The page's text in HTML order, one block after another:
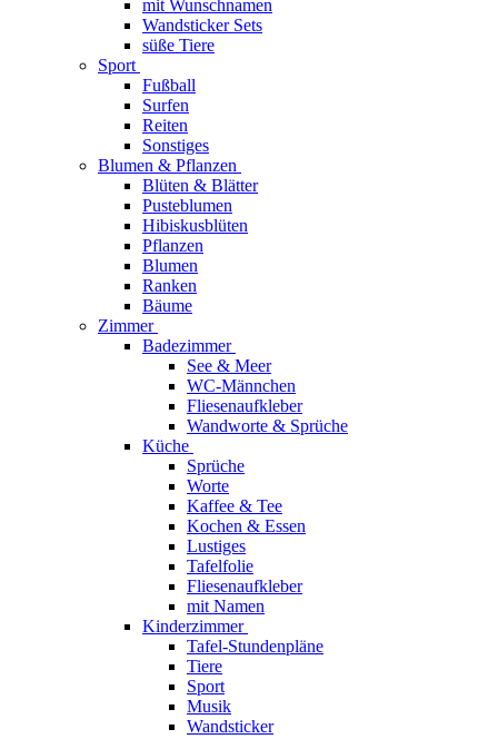
mit Wunschnamen
Wandsticker Sets
süße Tiere
Sport
Fußball
Surfen
Reiten
Sonstiges
Blumen & Pflanzen
Blüten & Blätter
Pusteblumen
Hibiskusblüten
Pflanzen
Blumen
Ranken
Bäume
Zimmer
Badezimmer
See & Meer
WC-Männchen
Fliesenaufkleber
Wandworte & Sprüche
Küche
Sprüche
Worte
Kaffee & Tee
Kochen & Essen
Lustiges
Tafelfolie
Fliesenaufkleber
mit Namen
Kinderzimmer
Tafel-Stundenpläne
Tiere
Sport
Musik
Wandsticker